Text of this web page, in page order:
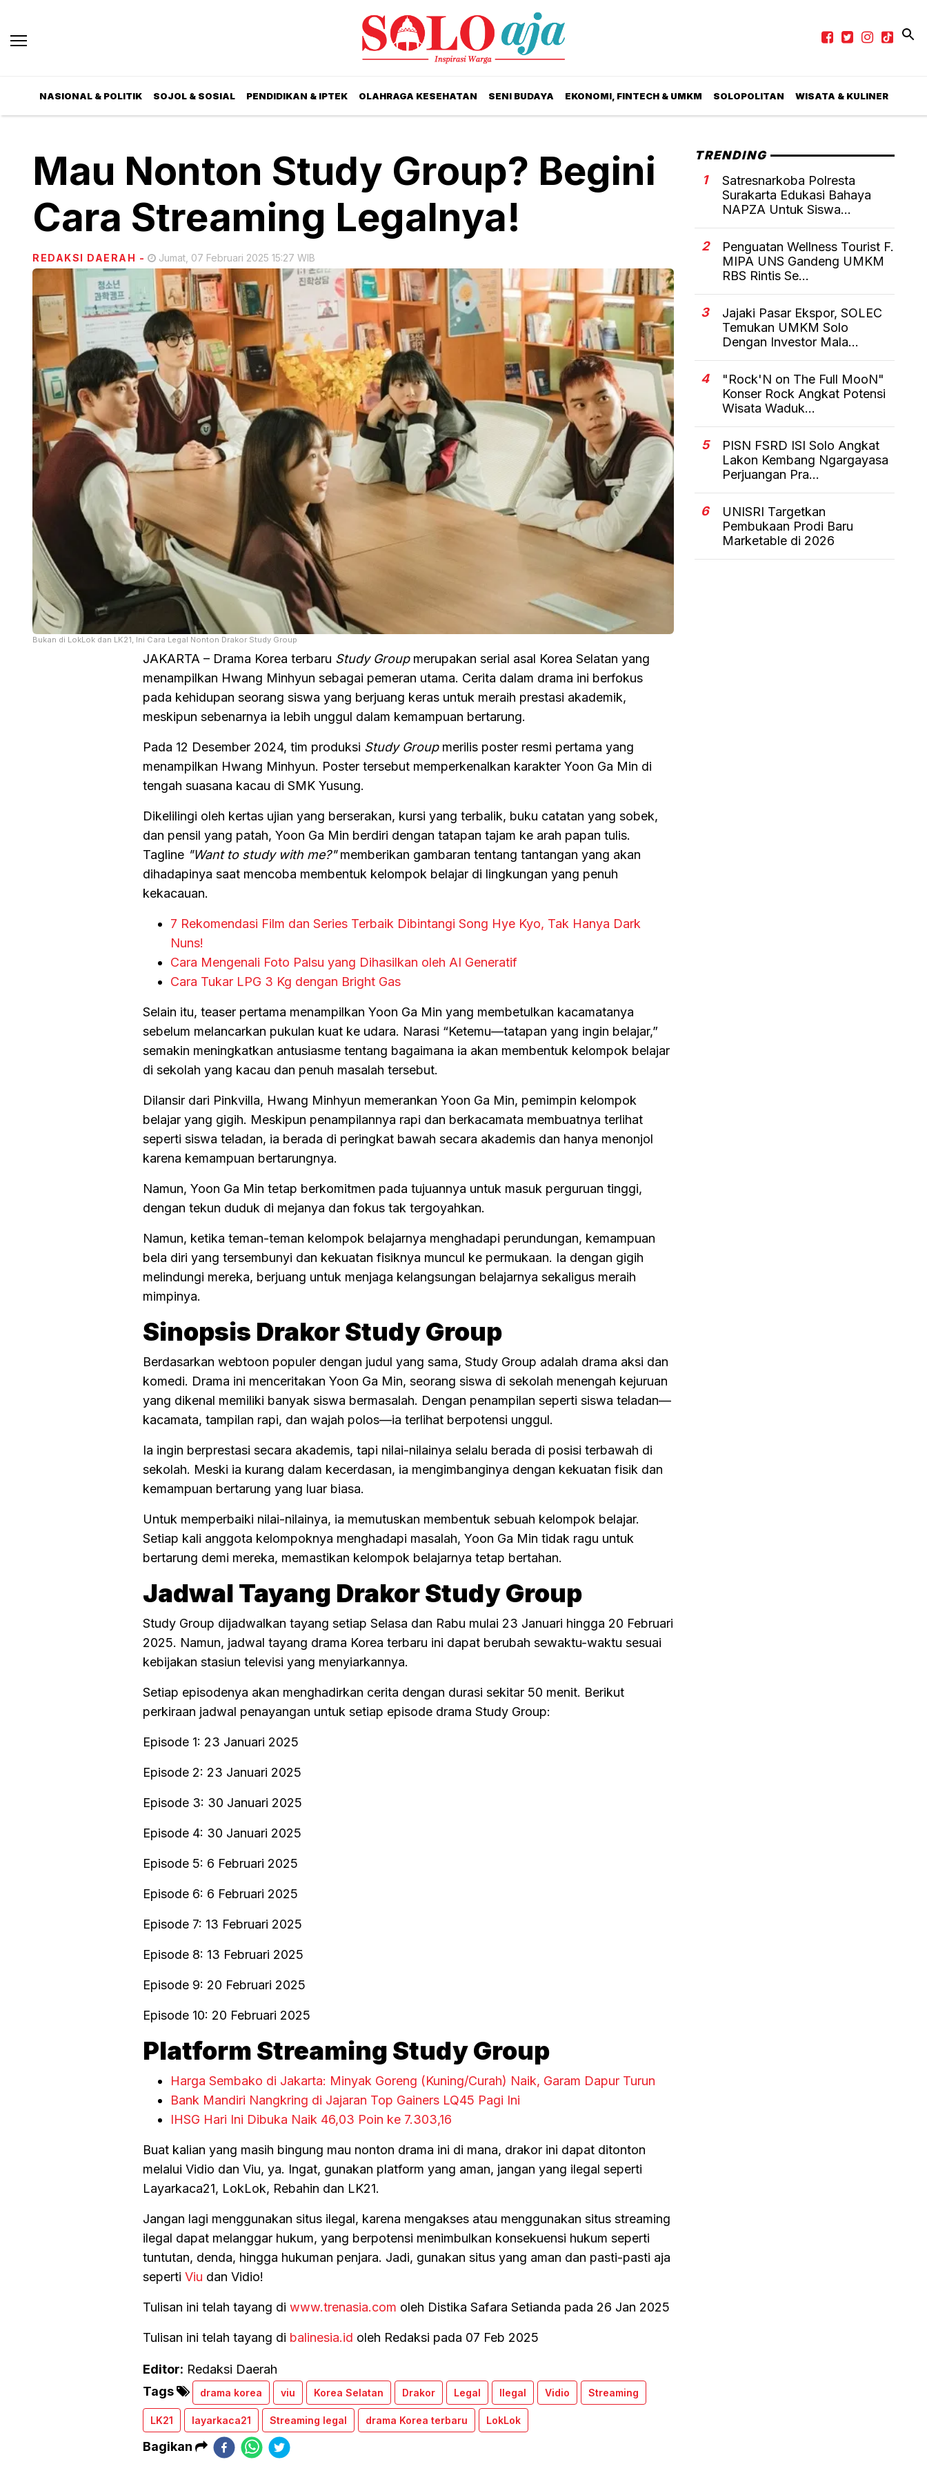
NASIONAL & POLITIK SOJOL & SOSIAL PENDIDIKAN & IPTEK OLAHRAGA KESEHATAN SENI BUDAYA EKONOMI, FINTECH & UMKM SOLOPOLITAN WISATA & KULINER
Mau Nonton Study Group? Begini
Cara Streaming Legalnya!
REDAKSI DAERAH - Jumat, 07 Februari 2025 15:27 WIB
Bukan di LokLok dan LK21, Ini Cara Legal Nonton Drakor Study Group
JAKARTA – Drama Korea terbaru Study Groupmerupakan serial asal Korea Selatan yang
menampilkan Hwang Minhyun sebagai pemeran utama. Cerita dalam drama ini berfokus
pada kehidupan seorang siswa yang berjuang keras untuk meraih prestasi akademik,
meskipun sebenarnya ia lebih unggul dalam kemampuan bertarung.
Pada 12 Desember 2024, tim produksi Study Groupmerilis poster resmi pertama yang
menampilkan Hwang Minhyun. Poster tersebut memperkenalkan karakter Yoon Ga Min di
tengah suasana kacau di SMK Yusung.
Dikelilingi oleh kertas ujian yang berserakan, kursi yang terbalik, buku catatan yang sobek,
dan pensil yang patah, Yoon Ga Min berdiri dengan tatapan tajam ke arah papan tulis.
Tagline "Want to study with me?"memberikan gambaran tentang tantangan yang akan
dihadapinya saat mencoba membentuk kelompok belajar di lingkungan yang penuh
kekacauan.
7 Rekomendasi Film dan Series Terbaik Dibintangi Song Hye Kyo, Tak Hanya Dark
Nuns!
Cara Mengenali Foto Palsu yang Dihasilkan oleh AI Generatif
Cara Tukar LPG 3 Kg dengan Bright Gas
Selain itu, teaser pertama menampilkan Yoon Ga Min yang membetulkan kacamatanya
sebelum melancarkan pukulan kuat ke udara. Narasi “Ketemu—tatapan yang ingin belajar,”
semakin meningkatkan antusiasme tentang bagaimana ia akan membentuk kelompok belajar
di sekolah yang kacau dan penuh masalah tersebut.
Dilansir dari Pinkvilla, Hwang Minhyun memerankan Yoon Ga Min, pemimpin kelompok
belajar yang gigih. Meskipun penampilannya rapi dan berkacamata membuatnya terlihat
seperti siswa teladan, ia berada di peringkat bawah secara akademis dan hanya menonjol
karena kemampuan bertarungnya.
Namun, Yoon Ga Min tetap berkomitmen pada tujuannya untuk masuk perguruan tinggi,
dengan tekun duduk di mejanya dan fokus tak tergoyahkan.
Namun, ketika teman-teman kelompok belajarnya menghadapi perundungan, kemampuan
bela diri yang tersembunyi dan kekuatan fisiknya muncul ke permukaan. Ia dengan gigih
melindungi mereka, berjuang untuk menjaga kelangsungan belajarnya sekaligus meraih
mimpinya.
Sinopsis Drakor Study Group
Berdasarkan webtoon populer dengan judul yang sama, Study Group adalah drama aksi dan
komedi. Drama ini menceritakan Yoon Ga Min, seorang siswa di sekolah menengah kejuruan
yang dikenal memiliki banyak siswa bermasalah. Dengan penampilan seperti siswa teladan—
kacamata, tampilan rapi, dan wajah polos—ia terlihat berpotensi unggul.
Ia ingin berprestasi secara akademis, tapi nilai-nilainya selalu berada di posisi terbawah di
sekolah. Meski ia kurang dalam kecerdasan, ia mengimbanginya dengan kekuatan fisik dan
kemampuan bertarung yang luar biasa.
Untuk memperbaiki nilai-nilainya, ia memutuskan membentuk sebuah kelompok belajar.
Setiap kali anggota kelompoknya menghadapi masalah, Yoon Ga Min tidak ragu untuk
bertarung demi mereka, memastikan kelompok belajarnya tetap bertahan.
Jadwal Tayang Drakor Study Group
Study Group dijadwalkan tayang setiap Selasa dan Rabu mulai 23 Januari hingga 20 Februari
2025. Namun, jadwal tayang drama Korea terbaru ini dapat berubah sewaktu-waktu sesuai
kebijakan stasiun televisi yang menyiarkannya.
Setiap episodenya akan menghadirkan cerita dengan durasi sekitar 50 menit. Berikut
perkiraan jadwal penayangan untuk setiap episode drama Study Group:
Episode 1: 23 Januari 2025
Episode 2: 23 Januari 2025
Episode 3: 30 Januari 2025
Episode 4: 30 Januari 2025
Episode 5: 6 Februari 2025
Episode 6: 6 Februari 2025
Episode 7: 13 Februari 2025
Episode 8: 13 Februari 2025
Episode 9: 20 Februari 2025
Episode 10: 20 Februari 2025
Platform Streaming Study Group
Harga Sembako di Jakarta: Minyak Goreng (Kuning/Curah) Naik, Garam Dapur Turun
Bank Mandiri Nangkring di Jajaran Top Gainers LQ45 Pagi Ini
IHSG Hari Ini Dibuka Naik 46,03 Poin ke 7.303,16
Buat kalian yang masih bingung mau nonton drama ini di mana, drakor ini dapat ditonton
melalui Vidio dan Viu, ya. Ingat, gunakan platform yang aman, jangan yang ilegal seperti
Layarkaca21, LokLok, Rebahin dan LK21.
Jangan lagi menggunakan situs ilegal, karena mengakses atau menggunakan situs streaming
ilegal dapat melanggar hukum, yang berpotensi menimbulkan konsekuensi hukum seperti
tuntutan, denda, hingga hukuman penjara. Jadi, gunakan situs yang aman dan pasti-pasti aja
seperti Viu dan Vidio!
Tulisan ini telah tayang di www.trenasia.com oleh Distika Safara Setianda pada 26 Jan 2025
Tulisan ini telah tayang di balinesia.id oleh Redaksi pada 07 Feb 2025
Editor: Redaksi Daerah
Tags
drama korea viu Korea Selatan Drakor Legal Ilegal Vidio Streaming
LK21 layarkaca21 Streaming legal drama Korea terbaru LokLok
Bagikan
TRENDING
1
Satresnarkoba Polresta
Surakarta Edukasi Bahaya
NAPZA Untuk Siswa...
2
Penguatan Wellness Tourist F.
MIPA UNS Gandeng UMKM
RBS Rintis Se...
3
Jajaki Pasar Ekspor, SOLEC
Temukan UMKM Solo
Dengan Investor Mala...
4
"Rock'N on The Full MooN"
Konser Rock Angkat Potensi
Wisata Waduk...
5
PISN FSRD ISI Solo Angkat
Lakon Kembang Ngargayasa
Perjuangan Pra...
6
UNISRI Targetkan
Pembukaan Prodi Baru
Marketable di 2026